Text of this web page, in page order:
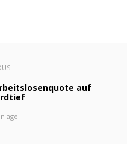
auf
ago